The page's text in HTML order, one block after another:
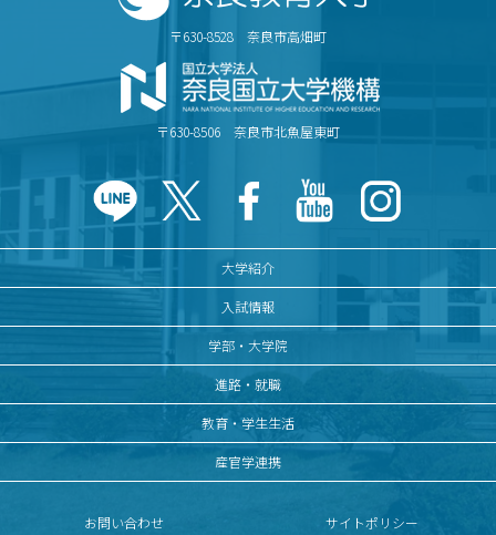
〒630-8528 奈良市高畑町
〒630-8506 奈良市北魚屋東町
大学紹介
入試情報
学部・大学院
進路・就職
教育・学生生活
産官学連携
お問い合わせ サイトポリシー